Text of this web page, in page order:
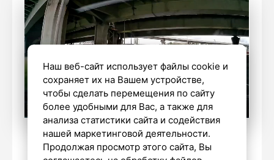
Телеграм‑канал «Мегаполис. ДТП и ЧП
Санкт‑Петербург»
Наш веб-сайт использует файлы cookie и
сохраняет их на Вашем устройстве,
чтобы сделать перемещения по сайту
более удобными для Вас, а также для
анализа статистики сайта и содействия
нашей маркетинговой деятельности.
Продолжая просмотр этого сайта, Вы